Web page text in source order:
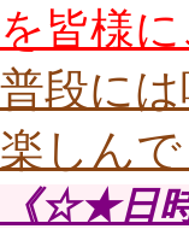
を皆様
普段に
楽しん
《☆★日